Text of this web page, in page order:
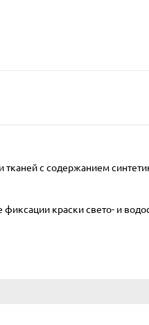
с содержанием
краски свето- и